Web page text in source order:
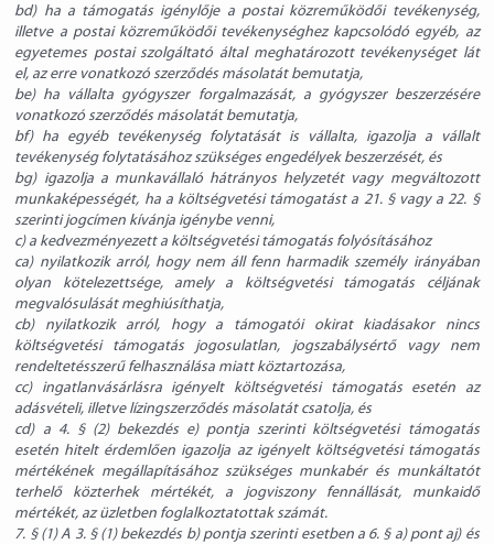
bd) ha a támogatás igénylője a postai közreműködői tevékenység,
illetve a postai közreműködői tevékenységhez kapcsolódó egyéb, az
egyetemes postai szolgáltató által meghatározott tevékenységet lát
el, az erre vonatkozó szerződés másolatát bemutatja,
be) ha vállalta gyógyszer forgalmazását, a gyógyszer beszerzésére
vonatkozó szerződés másolatát bemutatja,
bf) ha egyéb tevékenység folytatását is vállalta, igazolja a vállalt
tevékenység folytatásához szükséges engedélyek beszerzését, és
bg) igazolja a munkavállaló hátrányos helyzetét vagy megváltozott
munkaképességét, ha a költségvetési támogatást a 21. § vagy a 22. §
szerinti jogcímen kívánja igénybe venni,
c) a kedvezményezett a költségvetési támogatás folyósításához
ca) nyilatkozik arról, hogy nem áll fenn harmadik személy irányában
olyan kötelezettsége, amely a költségvetési támogatás céljának
megvalósulását meghiúsíthatja,
cb) nyilatkozik arról, hogy a támogatói okirat kiadásakor nincs
költségvetési támogatás jogosulatlan, jogszabálysértő vagy nem
rendeltetésszerű felhasználása miatt köztartozása,
cc) ingatlanvásárlásra igényelt költségvetési támogatás esetén az
adásvételi, illetve lízingszerződés másolatát csatolja, és
cd) a 4. § (2) bekezdés e) pontja szerinti költségvetési támogatás
esetén hitelt érdemlően igazolja az igényelt költségvetési támogatás
mértékének megállapításához szükséges munkabér és munkáltatót
terhelő közterhek mértékét, a jogviszony fennállását, munkaidő
mértékét, az üzletben foglalkoztatottak számát.
7. § (1) A 3. § (1) bekezdés b) pontja szerinti esetben a 6. § a) pont aj) és